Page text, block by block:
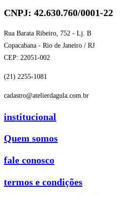
CNPJ: 42.630.760/0001-22
Rua Barata Ribeiro, 752 - Lj. B
Copacabana - Rio de Janeiro / RJ
CEP: 22051-002
(21) 2255-1081
cadastro@atelierdagula.com.br
institucional
Quem somos
fale conosco
termos e condições